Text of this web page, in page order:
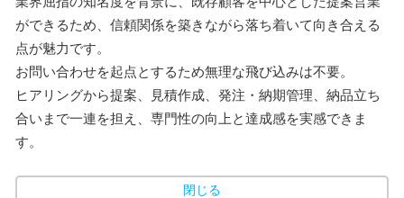
ができるため、信頼関係を築きながら落ち着いて向き合える
点が魅力です。
お問い合わせを起点とするため無理な飛び込みは不要。
ヒアリングから提案、見積作成、発注・納期管理、納品立ち
合いまで一連を担え、専門性の向上と達成感を実感できま
す。
閉じる